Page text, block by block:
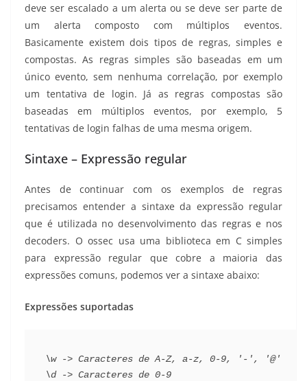
deve ser escalado a um alerta ou se deve ser parte de
um alerta composto com múltiplos eventos.
Basicamente existem dois tipos de regras, simples e
compostas. As regras simples são baseadas em um
único evento, sem nenhuma correlação, por exemplo
um tentativa de login. Já as regras compostas são
baseadas em múltiplos eventos, por exemplo, 5
tentativas de login falhas de uma mesma origem.
Sintaxe – Expressão regular
Antes de continuar com os exemplos de regras
precisamos entender a sintaxe da expressão regular
que é utilizada no desenvolvimento das regras e nos
decoders. O ossec usa uma biblioteca em C simples
para expressão regular que cobre a maioria das
expressões comuns, podemos ver a sintaxe abaixo:
Expressões suportadas
\w -> Caracteres de A-Z, a-z, 0-9, '-', '@'
\d -> Caracteres de 0-9